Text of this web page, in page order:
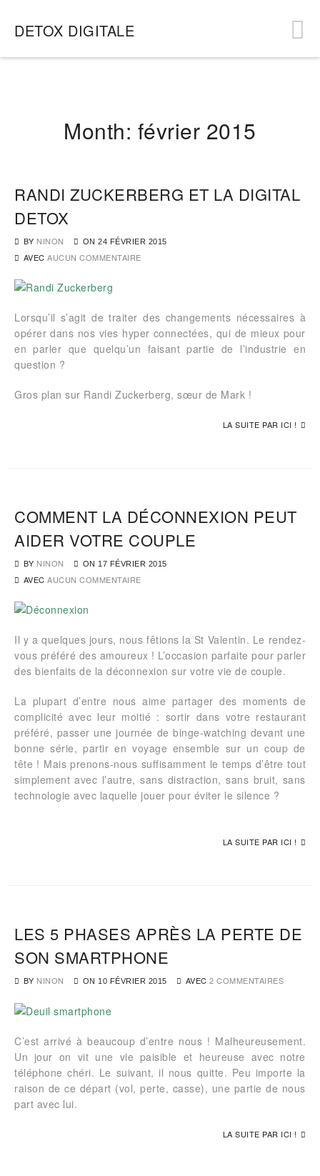
DETOX DIGITALE
Month: février 2015
RANDI ZUCKERBERG ET LA DIGITAL
DETOX
BY NINON ON 24 FÉVRIER 2015
AVEC AUCUN COMMENTAIRE
Lorsqu’il s’agit de traiter des changements nécessaires à
opérer dans nos vies hyper connectées, qui de mieux pour
en parler que quelqu’un faisant partie de l’industrie en
question ?
Gros plan sur Randi Zuckerberg, sœur de Mark !
LA SUITE PAR ICI !
COMMENT LA DÉCONNEXION PEUT
AIDER VOTRE COUPLE
BY NINON ON 17 FÉVRIER 2015
AVEC AUCUN COMMENTAIRE
Il y a quelques jours, nous fêtions la St Valentin. Le rendez-
vous préféré des amoureux ! L’occasion parfaite pour parler
des bienfaits de la déconnexion sur votre vie de couple.
La plupart d’entre nous aime partager des moments de
complicité avec leur moitié : sortir dans votre restaurant
préféré, passer une journée de binge-watching devant une
bonne série, partir en voyage ensemble sur un coup de
tête ! Mais prenons-nous suffisamment le temps d’être tout
simplement avec l’autre, sans distraction, sans bruit, sans
technologie avec laquelle jouer pour éviter le silence ?
LA SUITE PAR ICI !
LES 5 PHASES APRÈS LA PERTE DE
SON SMARTPHONE
BY NINON ON 10 FÉVRIER 2015 AVEC 2 COMMENTAIRES
C’est arrivé à beaucoup d’entre nous ! Malheureusement.
Un jour on vit une vie paisible et heureuse avec notre
téléphone chéri. Le suivant, il nous quitte. Peu importe la
raison de ce départ (vol, perte, casse), une partie de nous
part avec lui.
LA SUITE PAR ICI !